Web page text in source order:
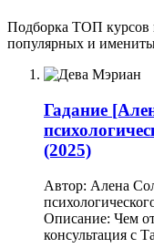
Подборка ТОП курсов
популярных и
Гадание
(2025)
Автор: Алена
Описание: Чем
консультация с